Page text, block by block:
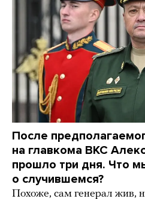
После
на главкома ВКС
прошло три дня. Что
о случившемся?
Похоже, сам генерал жив,